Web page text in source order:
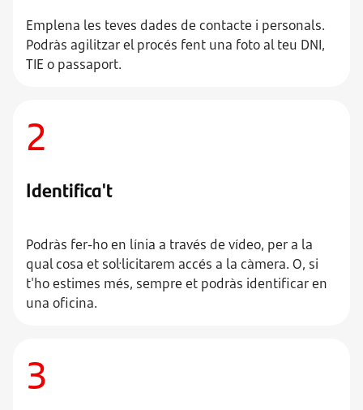
Emplena les teves dades de contacte i personals.
Podràs agilitzar el procés fent una foto al teu DNI,
TIE o passaport.
2
Identifica't
Podràs fer-ho en línia a través de vídeo, per a la
qual cosa et sol·licitarem accés a la càmera. O, si
t'ho estimes més, sempre et podràs identificar en
una oficina.
3